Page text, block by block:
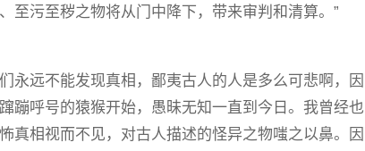
至污至秽之物将从门中降下，带来审判和清算。”
永远不能发现真相，鄙夷古人的人是多么可悲啊，因
呼号的猿猴开始，愚昧无知一直到今日。我曾经也
真相视而不见，对古人描述的怪异之物嗤之以鼻。因